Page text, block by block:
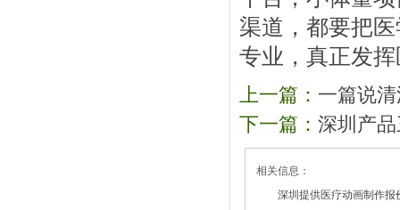
渠道，都要把
专业，真正发
上一篇： 一篇说
下一篇： 深圳产
相关信息：
深圳提供医疗动画制作报